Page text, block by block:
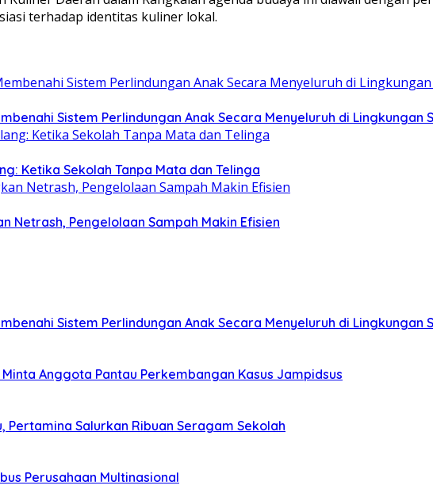
terhadap identitas kuliner lokal.
Sistem Perlindungan Anak Secara Menyeluruh di Lingkungan
Ketika Sekolah Tanpa Mata dan Telinga
Netrash, Pengelolaan Sampah Makin Efisien
Sistem Perlindungan Anak Secara Menyeluruh di Lingkungan
Anggota Pantau Perkembangan Kasus Jampidsus
Pertamina Salurkan Ribuan Seragam Sekolah
Perusahaan Multinasional